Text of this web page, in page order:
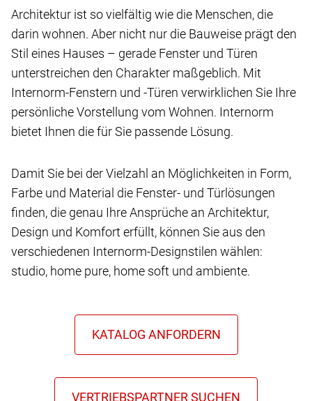
Architektur ist so vielfältig wie die Menschen, die
darin wohnen. Aber nicht nur die Bauweise prägt den
Stil eines Hauses – gerade Fenster und Türen
unterstreichen den Charakter maßgeblich. Mit
Internorm-Fenstern und -Türen verwirklichen Sie Ihre
persönliche Vorstellung vom Wohnen. Internorm
bietet Ihnen die für Sie passende Lösung.
Damit Sie bei der Vielzahl an Möglichkeiten in Form,
Farbe und Material die Fenster- und Türlösungen
finden, die genau Ihre Ansprüche an Architektur,
Design und Komfort erfüllt, können Sie aus den
verschiedenen Internorm-Designstilen wählen:
studio, home pure, home soft und ambiente.